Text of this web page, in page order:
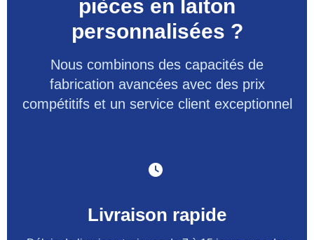
pièces en laiton
personnalisées ?
Nous combinons des capacités de
fabrication avancées avec des prix
compétitifs et un service client exceptionnel
Livraison rapide